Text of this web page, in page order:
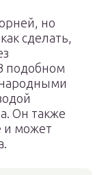
но
сделать,
подобном
Он также
и может